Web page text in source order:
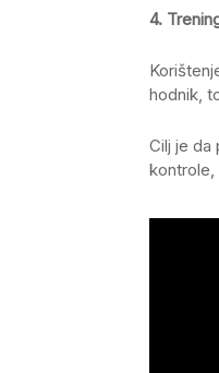
4.
hodnik,
Cilj je da
kontrole,